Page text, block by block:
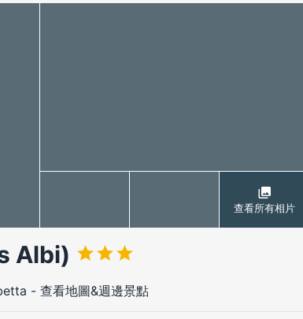
查看所有相片
Albi)
- 查看地圖&週邊景點